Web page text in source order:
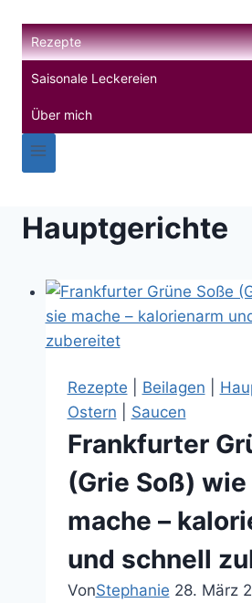
Inhalt
springen
Rezepte
Saisonale Leckereien
Über mich
Hauptgerichte
Rezepte Beilagen
Ostern
Saucen
Frankfurter
(Grie Soß)
mache –
und schnell
VonStephanie 28. März